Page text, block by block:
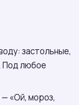
застольные,
Под любое
«Ой, мороз,